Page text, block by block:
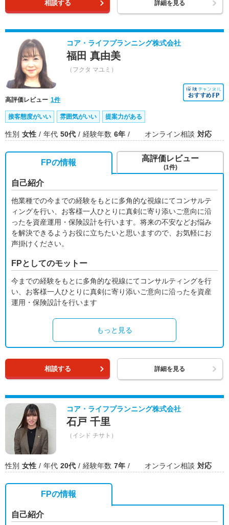
相談する 詳細を見る
コア・ライフプランニング株式会社
福田 真由美
（フクタ マユミ）
高評価レビュー 1件
接客態度がいい 雰囲気がいい 提案力がある
性別 女性 年代 50代 経験年数 6年 オンライン相談 対応
FPの情報
自己紹介
他業種での今までの経験をもとに多角的な視線にてコンサルテ
ィングを行い、お客様一人ひとりに真剣に寄り添いご意向に沿
ったを資産運用・保険設計を行います。将来の不安などお悩み
を解決できるようお役に立ちたいと思いますので、お気軽にお
声掛けください。
FPとしてのモットー
今までの経験をもとに多角的な視線にてコンサルティングを行
い、お客様一人ひとりに真剣に寄り添いご意向に沿ったを資産
運用・保険設計を行います
もっと見る
高評価レビュー
(1件)
相談する 詳細を見る
コア・ライフプランニング株式会社
石戸 千里
（イシド チサト）
性別 女性 年代 20代 経験年数 7年 オンライン相談 対応
FPの情報
自己紹介